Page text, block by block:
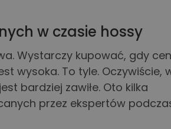
w czasie hossy
Wystarczy kupować, gdy
wysoka. To tyle. Oczywiście,
bardziej zawiłe. Oto kilka
przez ekspertów